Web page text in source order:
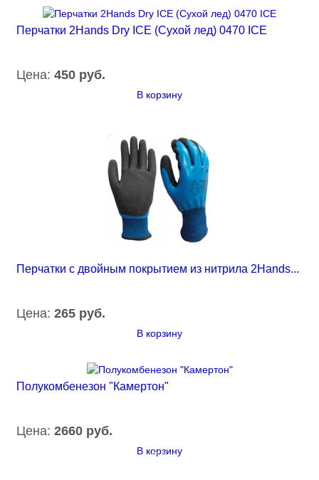
Перчатки 2Hands Dry ICE (Сухой лед) 0470 ICE
Цена: 450 руб.
В корзину
Перчатки с двойным покрытием из нитрила 2Hands...
Цена: 265 руб.
В корзину
Полукомбенезон "Камертон"
Цена: 2660 руб.
В корзину